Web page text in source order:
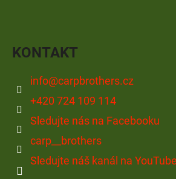
KONTAKT
info@carpbrothers.cz
+420 724 109 114
Sledujte nás na Facebooku
carp__brothers
Sledujte náš kanál na YouTube